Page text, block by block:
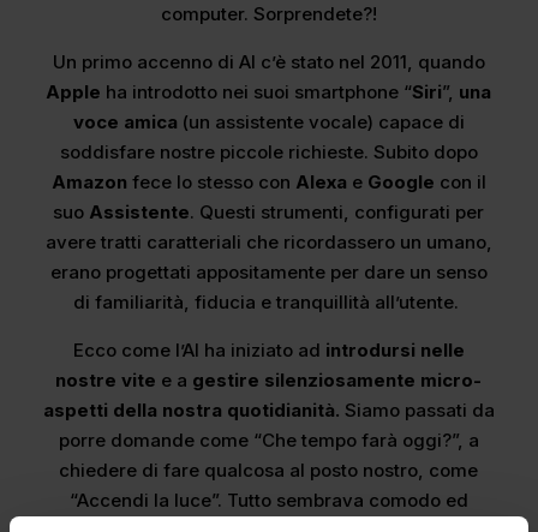
computer. Sorprendete?!
Un primo accenno di AI c’è stato nel 2011, quando
Apple ha introdotto nei suoi smartphone “Siri”, una
voce amica (un assistente vocale) capace di
soddisfare nostre piccole richieste. Subito dopo
Amazon fece lo stesso con Alexa e Google con il
suo Assistente. Questi strumenti, configurati per
avere tratti caratteriali che ricordassero un umano,
erano progettati appositamente per dare un senso
di familiarità, fiducia e tranquillità all’utente.
Ecco come l’AI ha iniziato ad introdursi nelle
nostre vite e a gestire silenziosamente micro-
aspetti della nostra quotidianità. Siamo passati da
porre domande come “Che tempo farà oggi?”, a
chiedere di fare qualcosa al posto nostro, come
“Accendi la luce”. Tutto sembrava comodo ed